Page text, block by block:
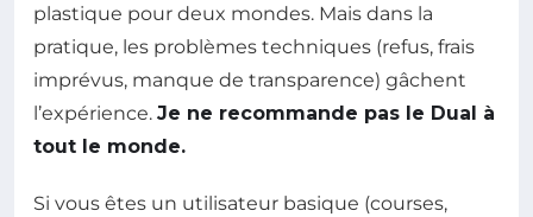
plastique pour deux mondes. Mais dans la
pratique, les problèmes techniques (refus, frais
imprévus, manque de transparence) gâchent
l’expérience. Je ne recommande pas le Dual à
tout le monde.
Si vous êtes un utilisateur basique (courses,